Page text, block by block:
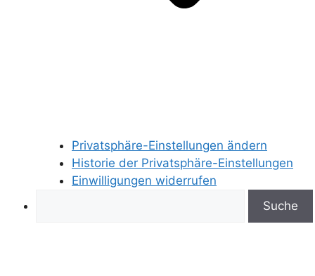
Privatsphäre-Einstellungen ändern
Historie der Privatsphäre-Einstellungen
Einwilligungen widerrufen